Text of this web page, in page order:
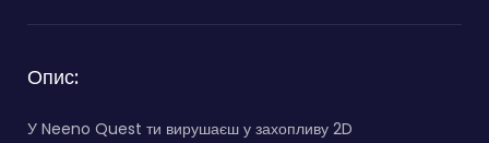
Опис:
У Neeno Quest ти вирушаєш у захопливу 2D